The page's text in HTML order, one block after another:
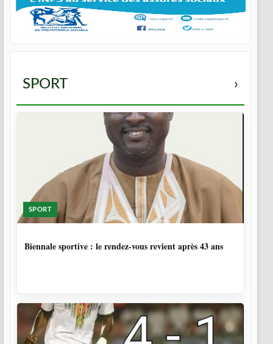
SPORT ›
SPORT
Biennale sportive : le rendez-vous revient après 43 ans